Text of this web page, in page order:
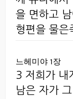
을 면하고
형편을 물은
느헤미야 1장
3 저희가 내
남은 자가